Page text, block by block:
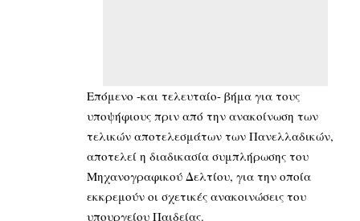
Επόμενο -και τελευταίο- βήμα για τους
υποψήφιους πριν από την ανακοίνωση των
τελικών αποτελεσμάτων των Πανελλαδικών,
αποτελεί η διαδικασία συμπλήρωσης του
Μηχανογραφικού Δελτίου, για την οποία
εκκρεμούν οι σχετικές ανακοινώσεις του
υπουργείου Παιδείας.